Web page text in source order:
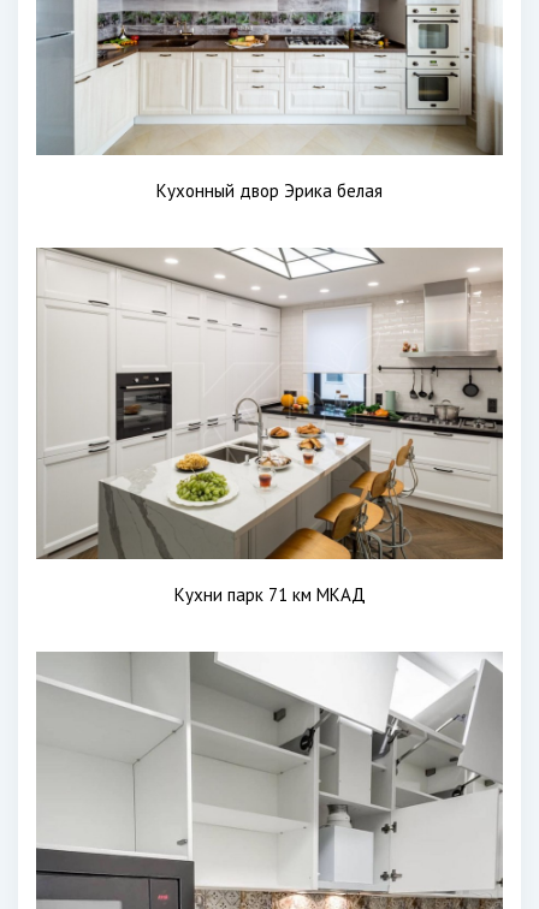
Кухонный двор Эрика белая
Кухни парк 71 км МКАД